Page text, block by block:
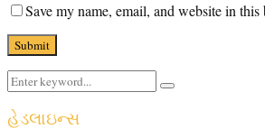
Save my name, email, and website in
Search
for:
Search
હેડલાઇન્સ